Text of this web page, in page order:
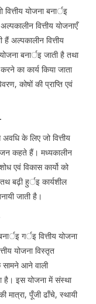
योजना बनार्इ
वित्तीय योजनाएँ
हैं अल्पकालीन वित्तीय
बनार्इ जाती है तथा
का कार्य किया जाता
कोषों की प्राप्ति एवं
के लिए जो वित्तीय
कहते हैं। मध्यकालीन
एवं विकास कार्यो को
बढ़ी हुर्इ कार्यशील
जाती है।
गर्इ वित्तीय योजना
योजना विस्तृत
सामने आने वाली
है। इस योजना में संस्था
मात्रा, पूँजी ढाँचे, स्थायी